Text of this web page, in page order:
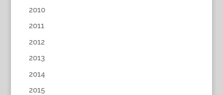
2010
2011
2012
2013
2014
2015